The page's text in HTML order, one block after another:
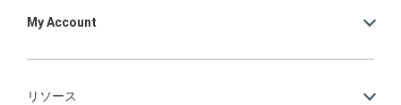
My Account
リソース